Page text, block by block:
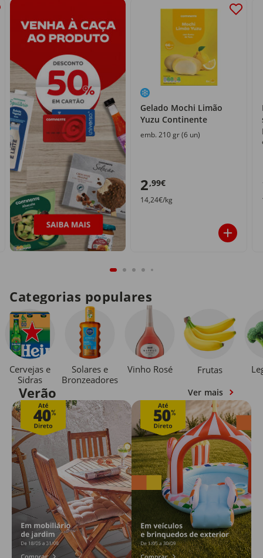
Gelado Mochi Limão
Yuzu Continente
emb. 210 gr (6 un)
2,99€
14,24€/kg
Categorias populares
Cervejas e
Sidras
Solares e
Bronzeadores
Vinho Rosé Frutas
Verão Ver mais